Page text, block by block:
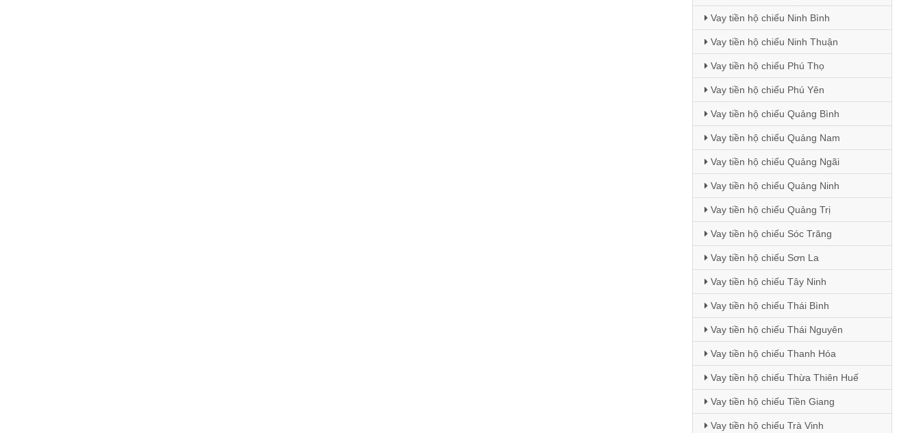
Vay tiền hộ chiếu Ninh Bình
Vay tiền hộ chiếu Ninh Thuận
Vay tiền hộ chiếu Phú Thọ
Vay tiền hộ chiếu Phú Yên
Vay tiền hộ chiếu Quảng Bình
Vay tiền hộ chiếu Quảng Nam
Vay tiền hộ chiếu Quảng Ngãi
Vay tiền hộ chiếu Quảng Ninh
Vay tiền hộ chiếu Quảng Trị
Vay tiền hộ chiếu Sóc Trăng
Vay tiền hộ chiếu Sơn La
Vay tiền hộ chiếu Tây Ninh
Vay tiền hộ chiếu Thái Bình
Vay tiền hộ chiếu Thái Nguyên
Vay tiền hộ chiếu Thanh Hóa
Vay tiền hộ chiếu Thừa Thiên Huế
Vay tiền hộ chiếu Tiền Giang
Vay tiền hộ chiếu Trà Vinh